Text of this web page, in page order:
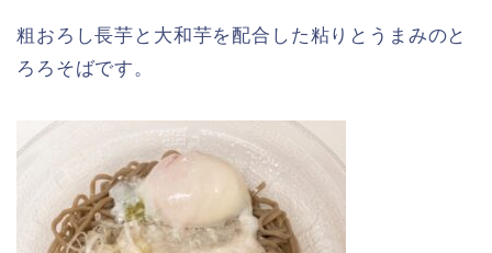
粗おろし長芋と大和芋を配合した粘りとうまみのと
ろろそばです。
ダイエットに！ローソ
ン・ナチュラルローソン
【カロリー別】ダイエッ
トにおすすめのコンビ
ニ、スーパー、ドラック
ストア、通販の商品一覧